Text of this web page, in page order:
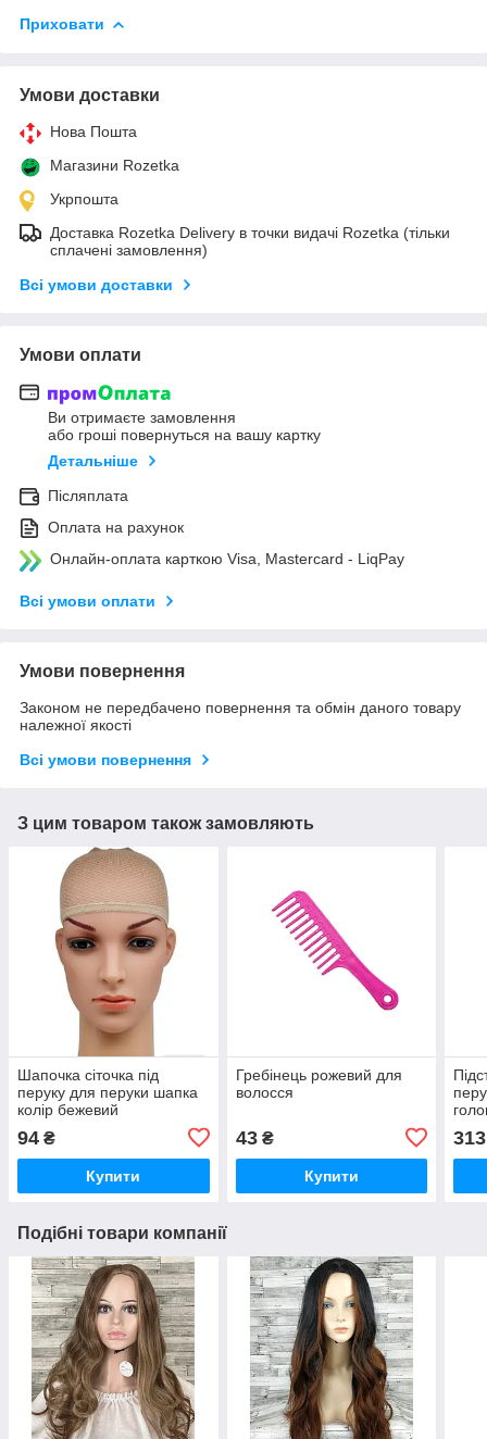
Приховати
Умови доставки
Нова Пошта
Магазини Rozetka
Укрпошта
Доставка Rozetka Delivery в точки видачі Rozetka (тільки
сплачені замовлення)
Всі умови доставки
Умови оплати
Ви отримаєте замовлення
або гроші повернуться на вашу картку
Детальніше
Післяплата
Оплата на рахунок
Онлайн-оплата карткою Visa, Mastercard - LiqPay
Всі умови оплати
Умови повернення
Законом не передбачено повернення та обмін даного товару
належної якості
Всі умови повернення
З цим товаром також замовляють
Шапочка сіточка під
перуку для перуки шапка
колір бежевий
94 ₴
Купити
Гребінець рожевий для
волосся
43₴
Купити
313
Подібні товари компанії